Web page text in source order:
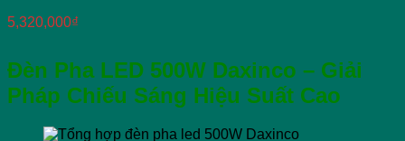
5,320,000₫
Đèn Pha LED 500W Daxinco – Giải
Pháp Chiếu Sáng Hiệu Suất Cao